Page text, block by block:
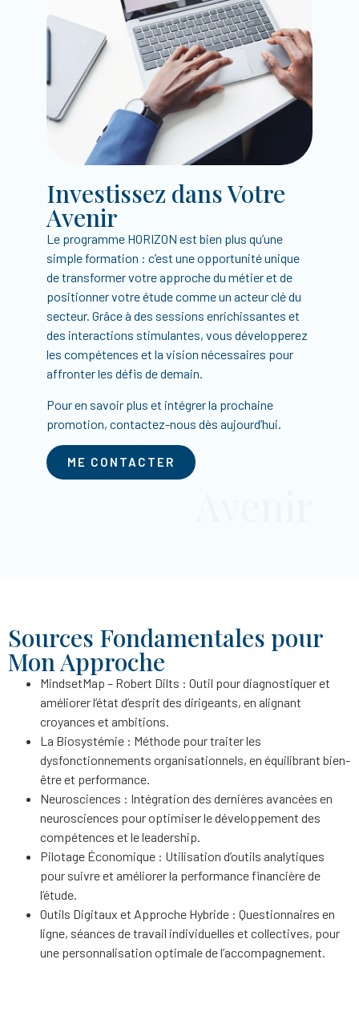
Investissez dans Votre
Avenir
Le programme HORIZON est bien plus qu’une
simple formation : c’est une opportunité unique
de transformer votre approche du métier et de
positionner votre étude comme un acteur clé du
secteur. Grâce à des sessions enrichissantes et
des interactions stimulantes, vous développerez
les compétences et la vision nécessaires pour
affronter les défis de demain.
Pour en savoir plus et intégrer la prochaine
promotion, contactez-nous dès aujourd’hui.
ME CONTACTER
Sources Fondamentales pour
Mon Approche
MindsetMap – Robert Dilts : Outil pour diagnostiquer et
améliorer l’état d’esprit des dirigeants, en alignant
croyances et ambitions.
La Biosystémie : Méthode pour traiter les
dysfonctionnements organisationnels, en équilibrant bien-
être et performance.
Neurosciences : Intégration des dernières avancées en
neurosciences pour optimiser le développement des
compétences et le leadership.
Pilotage Économique : Utilisation d’outils analytiques
pour suivre et améliorer la performance financière de
l’étude.
Outils Digitaux et Approche Hybride : Questionnaires en
ligne, séances de travail individuelles et collectives, pour
une personnalisation optimale de l’accompagnement.